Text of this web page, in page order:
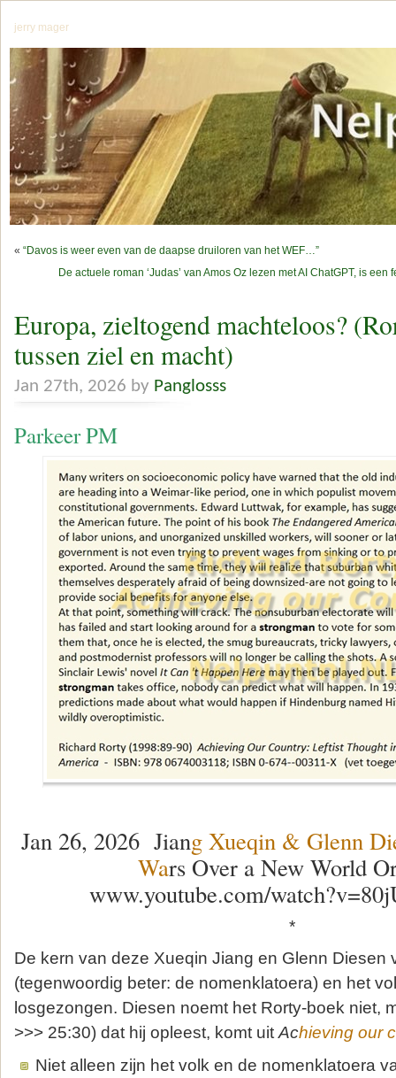
jerry mager
« “Davos is weer even van de daapse druiloren van het WEF…”
De actuele roman ‘Judas’ van Amos Oz lezen met AI ChatGPT, is
Europa, zieltogend machteloos?
tussen ziel en macht)
Jan 27th, 2026 by Panglosss
Parkeer PM
Jan 26, 2026 Jiang Xueqin & Glenn
Wars Over a New World
www.youtube.com/
*
De kern van deze Xueqin Jiang en Glenn Diesen
(tegenwoordig beter: de nomenklatoera) en het
losgezongen. Diesen noemt het Rorty-boek niet,
>>> 25:30) dat hij opleest, komt uitAchieving our
Niet alleen zijn het volk en de nomenklatoera